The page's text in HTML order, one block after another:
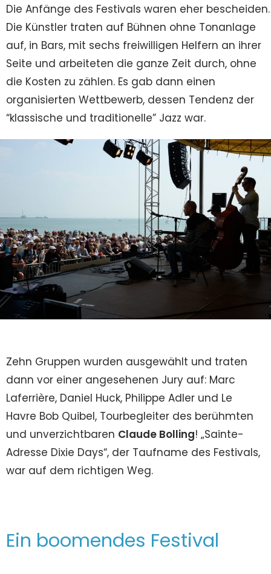
Die Anfänge des Festivals waren eher bescheiden.
Die Künstler traten auf Bühnen ohne Tonanlage
auf, in Bars, mit sechs freiwilligen Helfern an ihrer
Seite und arbeiteten die ganze Zeit durch, ohne
die Kosten zu zählen. Es gab dann einen
organisierten Wettbewerb, dessen Tendenz der
“klassische und traditionelle” Jazz war.
Zehn Gruppen wurden ausgewählt und traten
dann vor einer angesehenen Jury auf: Marc
Laferrière, Daniel Huck, Philippe Adler und Le
Havre Bob Quibel, Tourbegleiter des berühmten
und unverzichtbaren Claude Bolling! „Sainte-
Adresse Dixie Days“, der Taufname des Festivals,
war auf dem richtigen Weg.
Ein boomendes Festival